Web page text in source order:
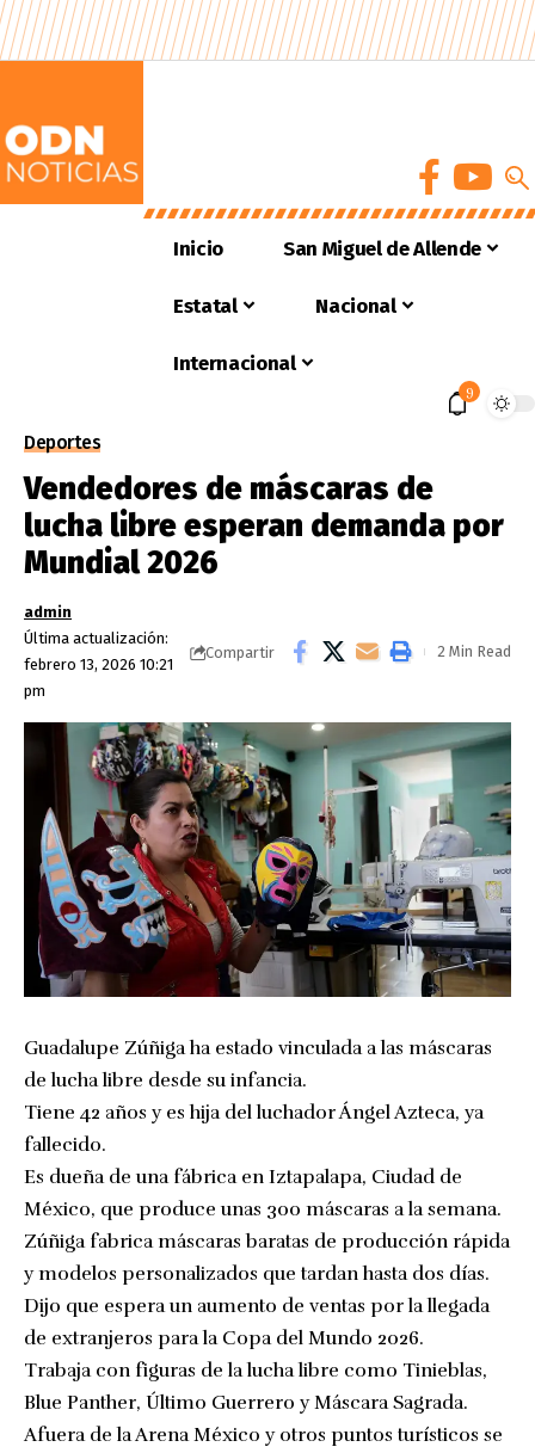
Inicio San Miguel de Allende
Estatal Nacional
Internacional
9
Deportes
Vendedores de máscaras de
lucha libre esperan demanda por
Mundial 2026
Última actualización:
febrero 13, 2026 10:21
pm
admin
Compartir 2 Min Read
Guadalupe Zúñiga ha estado vinculada a las máscaras
de lucha libre desde su infancia.
Tiene 42 años y es hija del luchador Ángel Azteca, ya
fallecido.
Es dueña de una fábrica en Iztapalapa, Ciudad de
México, que produce unas 300 máscaras a la semana.
Zúñiga fabrica máscaras baratas de producción rápida
y modelos personalizados que tardan hasta dos días.
Dijo que espera un aumento de ventas por la llegada
de extranjeros para la Copa del Mundo 2026.
Trabaja con figuras de la lucha libre como Tinieblas,
Blue Panther, Último Guerrero y Máscara Sagrada.
Afuera de la Arena México y otros puntos turísticos se